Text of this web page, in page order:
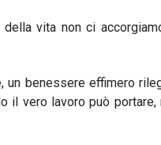
vita non ci
, un benessere effimero
vero lavoro può portare,